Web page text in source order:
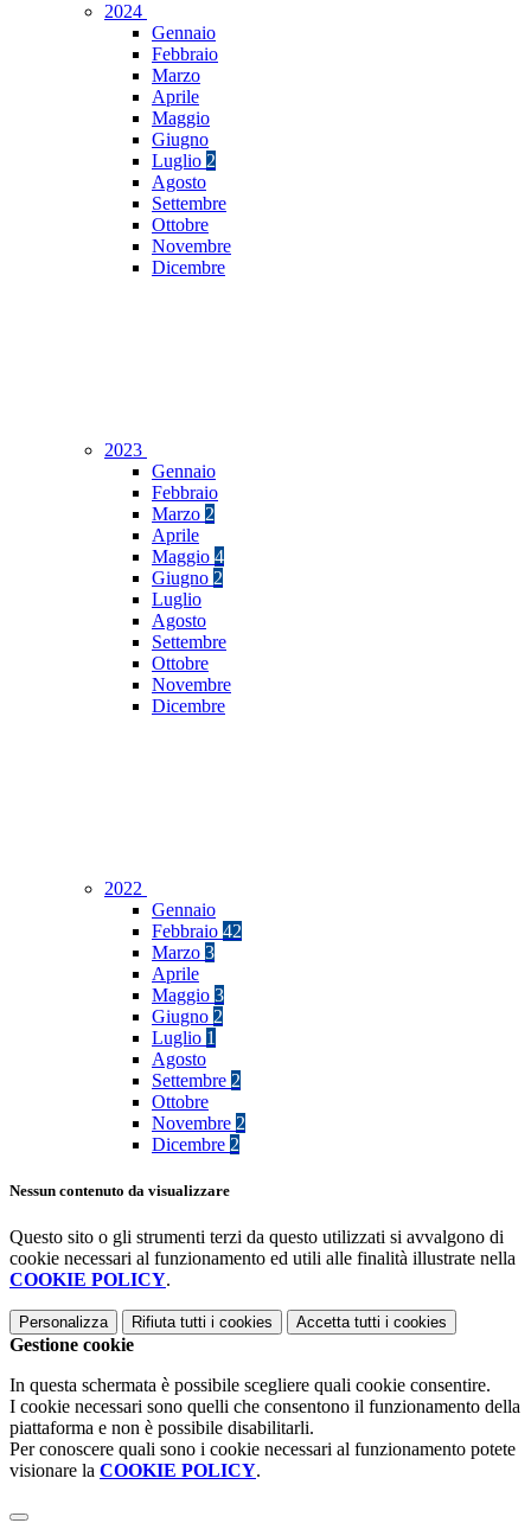
2024
Gennaio
Febbraio
Marzo
Aprile
Maggio
Giugno
Luglio 2
Agosto
Settembre
Ottobre
Novembre
Dicembre
2023
Gennaio
Febbraio
Marzo 2
Aprile
Maggio 4
Giugno 2
Luglio
Agosto
Settembre
Ottobre
Novembre
Dicembre
2022
Gennaio
Febbraio 42
Marzo 3
Aprile
Maggio 3
Giugno 2
Luglio 1
Agosto
Settembre 2
Ottobre
Novembre 2
Dicembre 2
Nessun contenuto da visualizzare
Questo sito o gli strumenti terzi da questo utilizzati si avvalgono di
cookie necessari al funzionamento ed utili alle finalità illustrate nella
COOKIE POLICY.
Personalizza Rifiuta tutti i cookies Accetta tutti i cookies
Gestione cookie
In questa schermata è possibile scegliere quali cookie consentire.
I cookie necessari sono quelli che consentono il funzionamento della
piattaforma e non è possibile disabilitarli.
Per conoscere quali sono i cookie necessari al funzionamento potete
visionare la COOKIE POLICY.